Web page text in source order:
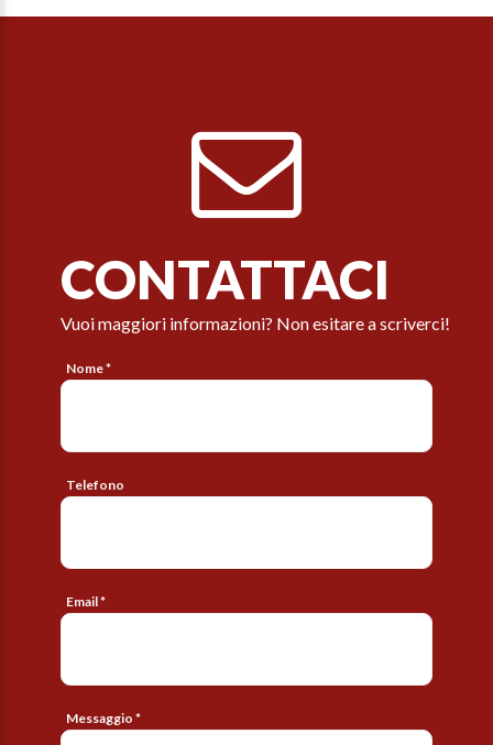
CONTATTACI
Vuoi maggiori informazioni? Non esitare a scriverci!
Nome *
Telefono
Email *
Messaggio *